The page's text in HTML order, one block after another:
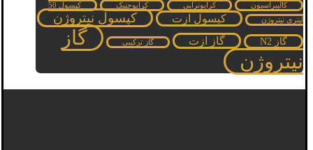
کالیبراسیون
کرایوتراپی کرایوجنیک
کپسول 50
لیتری نیتروژن
کپسول ازت کپسول نیتروژن
گاز N2 گاز ازت گاز ترکیبی
گاز
نیتروژن